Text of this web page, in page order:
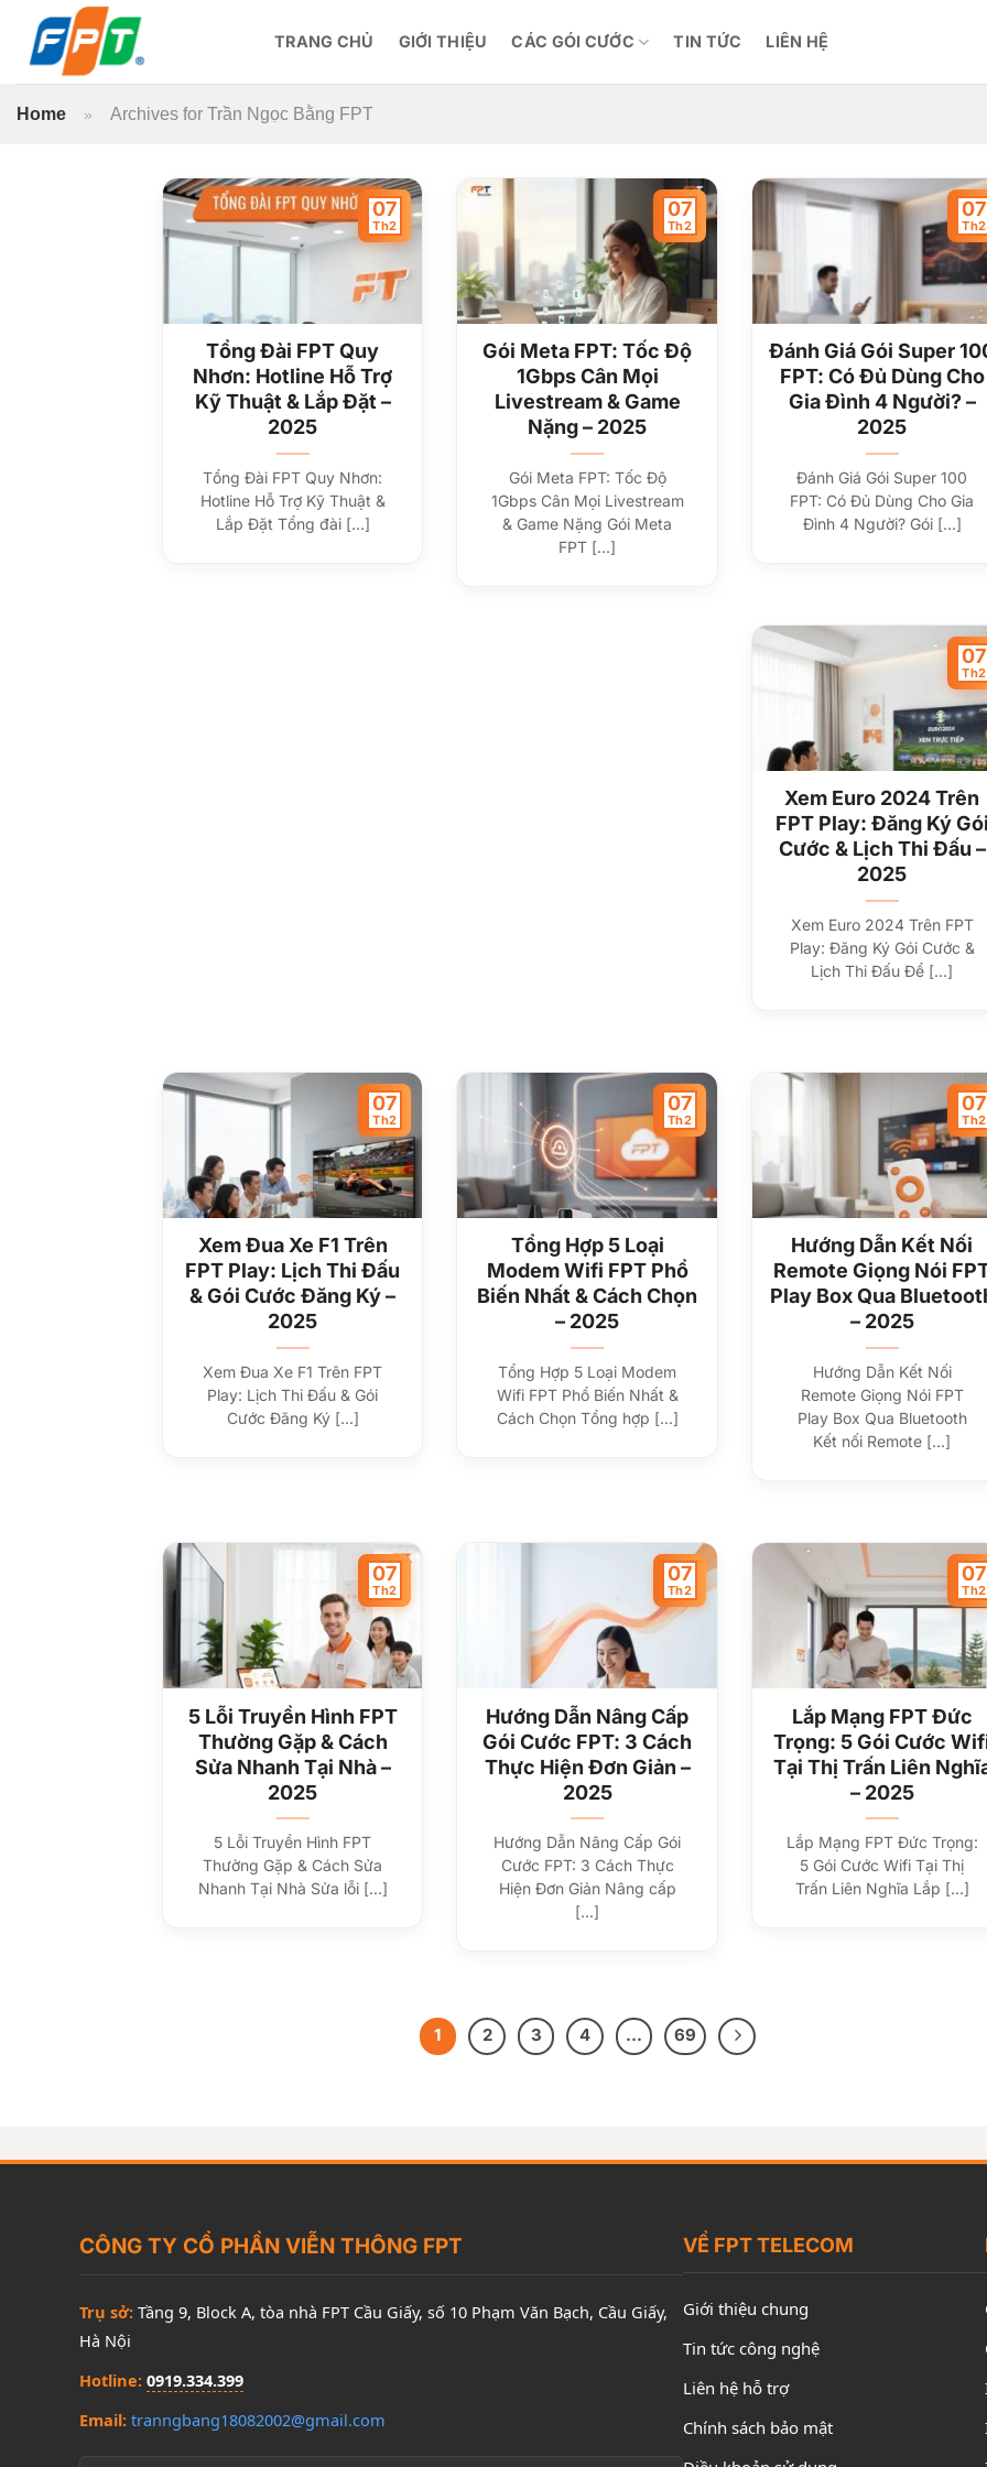
TRANG CHỦ GIỚI THIỆU CÁC GÓI CƯỚC TIN TỨC LIÊN HỆ
Home » Archives for Trần Ngọc Bằng FPT
Tổng Đài FPT Quy
Nhơn: Hotline Hỗ Trợ
Kỹ Thuật & Lắp Đặt –
2025
Tổng Đài FPT Quy Nhơn:
Hotline Hỗ Trợ Kỹ Thuật &
Lắp Đặt Tổng đài [...]
07
Th2
Gói Meta FPT: Tốc Độ
1Gbps Cân Mọi
Livestream & Game
Nặng – 2025
Gói Meta FPT: Tốc Độ
1Gbps Cân Mọi Livestream
& Game Nặng Gói Meta
FPT [...]
07
Th2
Đánh Giá Gói Super
FPT: Có Đủ Dùng Cho
Gia Đình 4 Người? –
2025
Đánh Giá Gói Super 100
FPT: Có Đủ Dùng Cho Gia
Đình 4 Người? Gói [...]
07
Th2
Xem Euro 2024 Trên
FPT Play: Đăng Ký
Cước & Lịch Thi Đấu –
2025
Xem Euro 2024 Trên FPT
Play: Đăng Ký Gói Cước &
Lịch Thi Đấu Để [...]
07
Th2
Xem Đua Xe F1 Trên
FPT Play: Lịch Thi Đấu
& Gói Cước Đăng Ký –
2025
Xem Đua Xe F1 Trên FPT
Play: Lịch Thi Đấu & Gói
Cước Đăng Ký [...]
07
Th2
Tổng Hợp 5 Loại
Modem Wifi FPT Phổ
Biến Nhất & Cách Chọn
– 2025
Tổng Hợp 5 Loại Modem
Wifi FPT Phổ Biến Nhất &
Cách Chọn Tổng hợp [...]
07
Th2
Hướng Dẫn Kết Nối
Remote Giọng Nói
Play Box Qua
– 2025
Hướng Dẫn Kết Nối
Remote Giọng Nói FPT
Play Box Qua Bluetooth
Kết nối Remote [...]
07
Th2
5 Lỗi Truyền Hình FPT
Thường Gặp & Cách
Sửa Nhanh Tại Nhà –
2025
5 Lỗi Truyền Hình FPT
Thường Gặp & Cách Sửa
Nhanh Tại Nhà Sửa lỗi [...]
07
Th2
Hướng Dẫn Nâng Cấp
Gói Cước FPT: 3 Cách
Thực Hiện Đơn Giản –
2025
Hướng Dẫn Nâng Cấp Gói
Cước FPT: 3 Cách Thực
Hiện Đơn Giản Nâng cấp
[...]
07
Th2
Lắp Mạng FPT Đức
Trọng: 5 Gói Cước
Tại Thị Trấn Liên
– 2025
Lắp Mạng FPT Đức Trọng:
5 Gói Cước Wifi Tại Thị
Trấn Liên Nghĩa Lắp [...]
07
Th2
1 2 3 4 … 69
CÔNG TY CỔ PHẦN VIỄN THÔNG FPT
Trụ sở: Tầng 9, Block A, tòa nhà FPT Cầu Giấy, số 10 Phạm Văn Bạch, Cầu Giấy,
Hà Nội
Hotline: 0919.334.399
Email: tranngbang18082002@gmail.com
VỀ FPT TELECOM
Giới thiệu chung
Tin tức công nghệ
Liên hệ hỗ trợ
Chính sách bảo mật